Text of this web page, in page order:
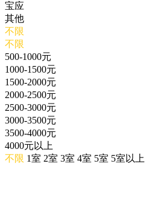
宝应
其他
不限
不限
500-1000元
1000-1500元
1500-2000元
2000-2500元
2500-3000元
3000-3500元
3500-4000元
4000元以上
不限 1室 2室 3室 4室 5室 5室以上